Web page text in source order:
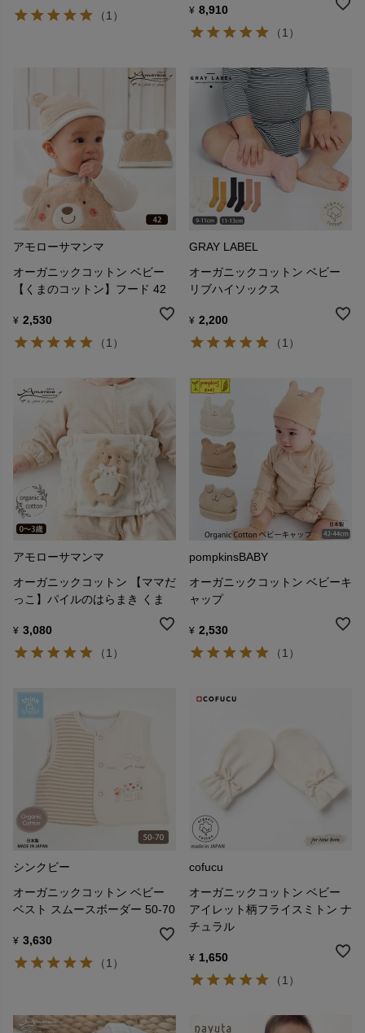
（1）
¥ 8,910
（1）
アモローサマンマ
オーガニックコットン ベビー
【くまのコットン】フード 42
¥ 2,530
（1）
GRAY LABEL
オーガニックコットン ベビー
リブハイソックス
¥ 2,200
（1）
アモローサマンマ
オーガニックコットン 【ママだ
っこ】パイルのはらまき くま
¥ 3,080
（1）
pompkinsBABY
オーガニックコットン ベビーキ
ャップ
¥ 2,530
（1）
シンクビー
オーガニックコットン ベビー
ベスト スムースボーダー 50-70
¥ 3,630
（1）
cofucu
オーガニックコットン ベビー
アイレット柄フライスミトン ナ
チュラル
¥ 1,650
（1）